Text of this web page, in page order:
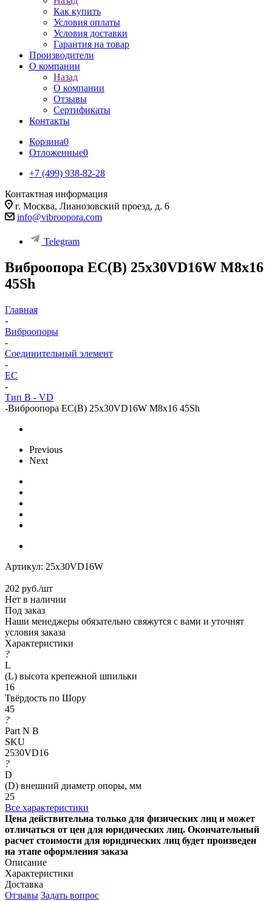
Как купить
Условия оплаты
Условия доставки
Гарантия на товар
Производители
О компании
Назад
О компании
Отзывы
Сертификаты
Контакты
Корзина0
Отложенные0
+7 (499) 938-82-28
Контактная информация
г. Москва, Лианозовский проезд, д. 6
info@vibroopora.com
Telegram
Виброопора EC(B) 25x30VD16W M8x16
45Sh
Главная
-
Виброопоры
-
Cоединительный элемент
-
EC
-
Тип B - VD
-Виброопора EC(B) 25x30VD16W M8x16 45Sh
Previous
Next
Артикул: 25x30VD16W
202 руб./шт
Нет в наличии
Под заказ
Наши менеджеры обязательно свяжутся с вами и уточнят
условия заказа
Характеристики
?
L
(L) высота крепежной шпильки
16
Твёрдость по Шору
45
?
Part N B
SKU
2530VD16
?
D
(D) внешний диаметр опоры, мм
25
Все характеристики
Цена действительна только для физических лиц и может
отличаться от цен для юридических лиц. Окончательный
расчет стоимости для юридических лиц будет произведен
на этапе оформления заказа
Описание
Характеристики
Доставка
Отзывы Задать вопрос